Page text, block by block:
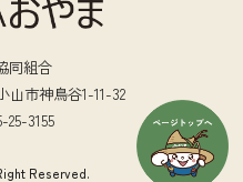
同組合
市神鳥谷1-11-32
25-3155
Reserved.